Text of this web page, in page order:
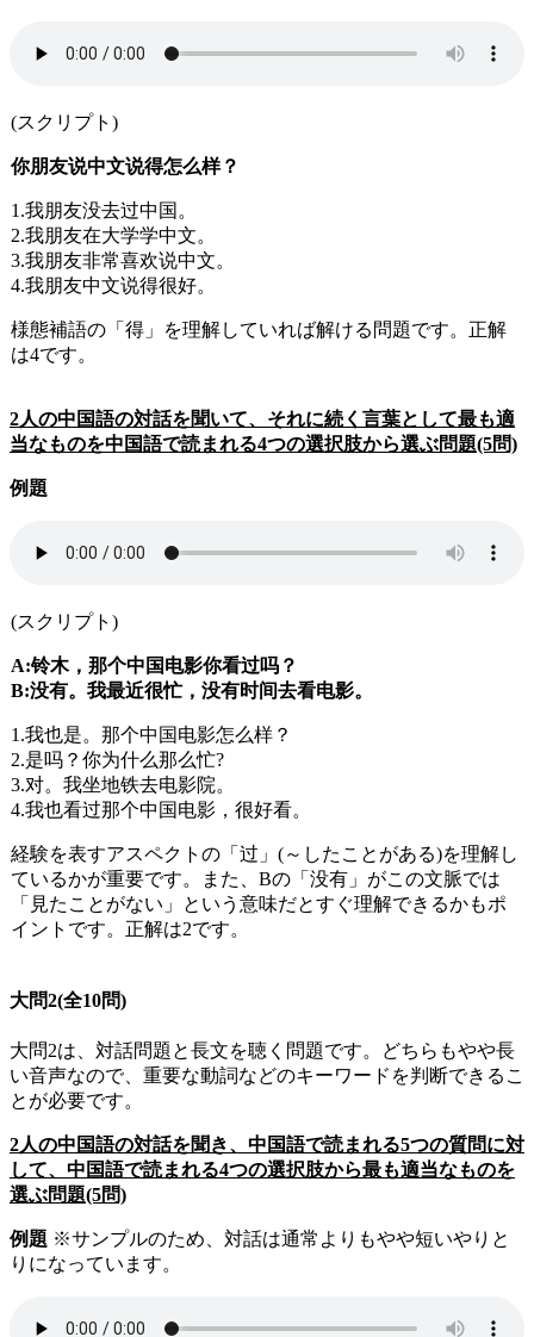
(スクリプト)
你朋友说中文说得怎么样？
1.我朋友没去过中国。
2.我朋友在大学学中文。
3.我朋友非常喜欢说中文。
4.我朋友中文说得很好。
様態補語の「得」を理解していれば解ける問題です。正解
は4です。
2人の中国語の対話を聞いて、それに続く言葉として最も適
当なものを中国語で読まれる4つの選択肢から選ぶ問題(5問)
例題
(スクリプト)
A:铃木，那个中国电影你看过吗？
B:没有。我最近很忙，没有时间去看电影。
1.我也是。那个中国电影怎么样？
2.是吗？你为什么那么忙?
3.对。我坐地铁去电影院。
4.我也看过那个中国电影，很好看。
経験を表すアスペクトの「过」 (～したことがある)を理解し
ているかが重要です。また、 Bの「没有」がこの文脈では
「見たことがない」という意味だとすぐ理解できるかもポ
イントです。正解は2です。
大問2(全10問)
大問2は、対話問題と長文を聴く問題です。どちらもやや長
い音声なので、重要な動詞などのキーワードを判断できるこ
とが必要です。
2人の中国語の対話を聞き、中国語で読まれる5つの質問に対
して、中国語で読まれる4つの選択肢から最も適当なものを
選ぶ問題(5問)
例題 ※サンプルのため、対話は通常よりもやや短いやりと
りになっています。